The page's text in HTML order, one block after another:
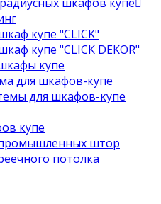
купе "CLICK"
купе "CLICK DEKOR"
купе
для шкафов-купе
для шкафов-купе
купе
штор
потолка